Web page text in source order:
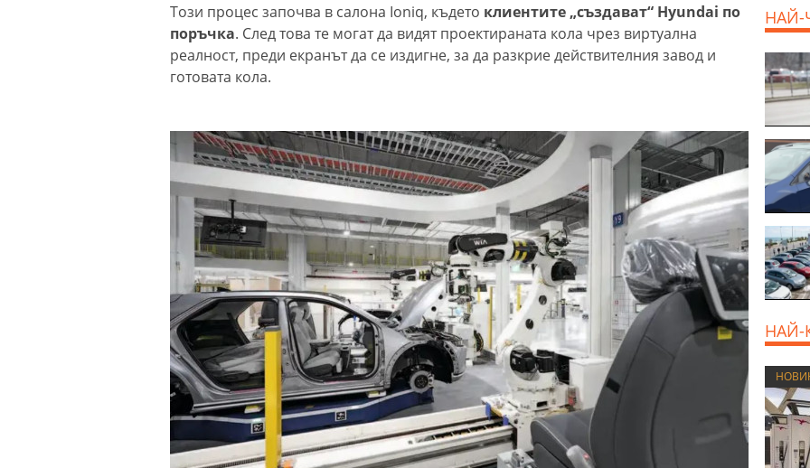
Този процес започва в салона Ioniq, където клиентите „създават“ Hyundai по
поръчка. След това те могат да видят проектираната кола чрез виртуална
реалност, преди екранът да се издигне, за да разкрие действителния завод и
готовата кола.
НАЙ-
НАЙ-